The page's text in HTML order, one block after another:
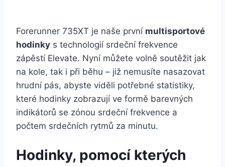
Forerunner 735XT je naše první multisportové
hodinky s technologií srdeční frekvence
zápěstí Elevate. Nyní můžete volně soutěžit jak
na kole, tak i při běhu – již nemusíte nasazovat
hrudní pás, abyste viděli potřebné statistiky,
které hodinky zobrazují ve formě barevných
indikátorů se zónou srdeční frekvence a
počtem srdečních rytmů za minutu.
Hodinky, pomocí kterých